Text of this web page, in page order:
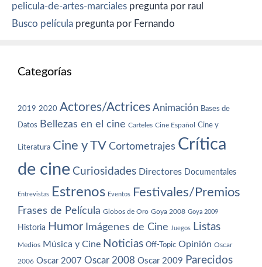
pelicula-de-artes-marciales pregunta por raul
Busco película pregunta por Fernando
Categorías
2019 2020 Actores/Actrices Animación Bases de
Datos Bellezas en el cine Carteles Cine Español Cine y
Literatura Cine y TV Cortometrajes Crítica
de cine Curiosidades Directores Documentales
Entrevistas Estrenos Eventos Festivales/Premios
Frases de Película Globos de Oro Goya 2008 Goya 2009
Historia Humor Imágenes de Cine Juegos Listas
Medios Música y Cine Noticias Off-Topic Opinión Oscar
2006 Oscar 2007 Oscar 2008 Oscar 2009 Parecidos